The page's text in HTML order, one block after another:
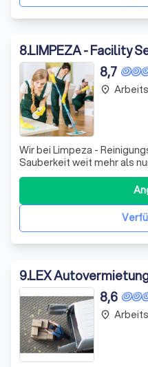
8.LIMPEZA - Facility
8,7
Wir bei Limpeza -
Sauberkeit weit mehr als
ist. Sie ist ein wesentlicher
Wohlbefindens und Ihrer
wir Ihnen eine umfassende
place
9.LEX
8,6
place